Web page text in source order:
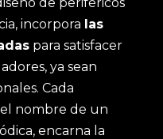
incorpora las
para satisfacer
ya sean
Cada
nombre de un
encarna la